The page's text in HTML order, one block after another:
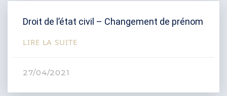
Droit de l’état civil – Changement de prénom
LIRE LA SUITE
27/04/2021